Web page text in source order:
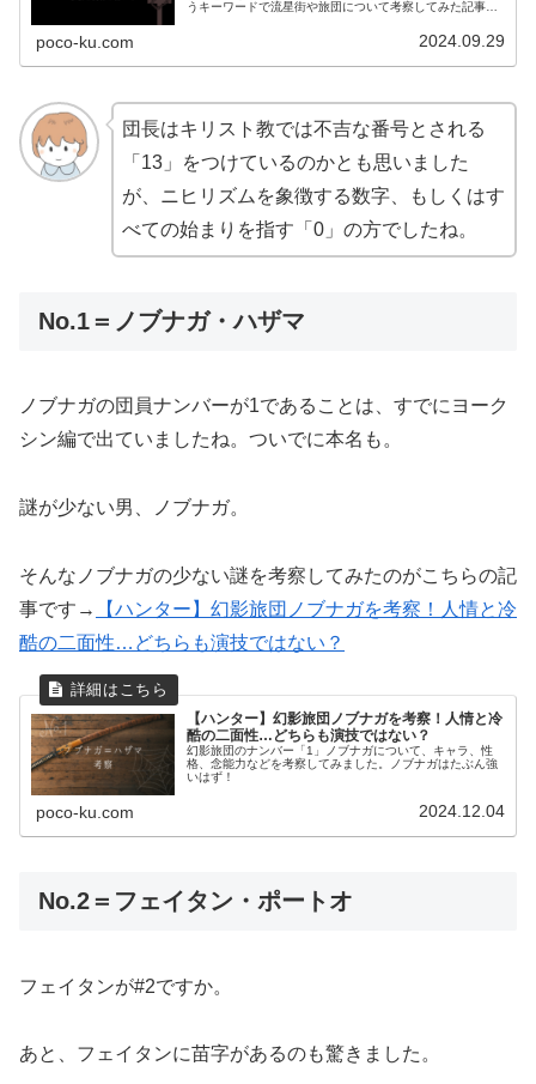
うキーワードで流星街や旅団について考察してみた記事で
poco-ku.com 2024.09.29
団長はキリスト教では不吉な番号とされる
「13」をつけているのかとも思いました
が、ニヒリズムを象徴する数字、もしくはす
べての始まりを指す「0」の方でしたね。
No.1＝ノブナガ・ハザマ
ノブナガの団員ナンバーが1であることは、すでにヨーク
シン編で出ていましたね。ついでに本名も。
謎が少ない男、ノブナガ。
そんなノブナガの少ない謎を考察してみたのがこちらの記
事です→
【ハンター】幻影旅団ノブナガを考察！人情と冷
酷の二面性…どちらも演技ではない？
【ハンター】幻影旅団ノブナガを考察！人情と冷
酷の二面性…どちらも演技ではない？
幻影旅団のナンバー「1」ノブナガについて、キャラ、性
格、念能力などを考察してみました。ノブナガはたぶん強
いはず！
poco-ku.com 2024.12.04
No.2＝フェイタン・ポートオ
フェイタンが#2ですか。
あと、フェイタンに苗字があるのも驚きました。